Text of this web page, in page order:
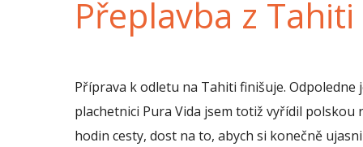
Přeplavba z
Příprava k odletu na Tahiti finišuje.
plachetnici Pura Vida jsem totiž vyřídil polskou
hodin cesty, dost na to, abych si konečně